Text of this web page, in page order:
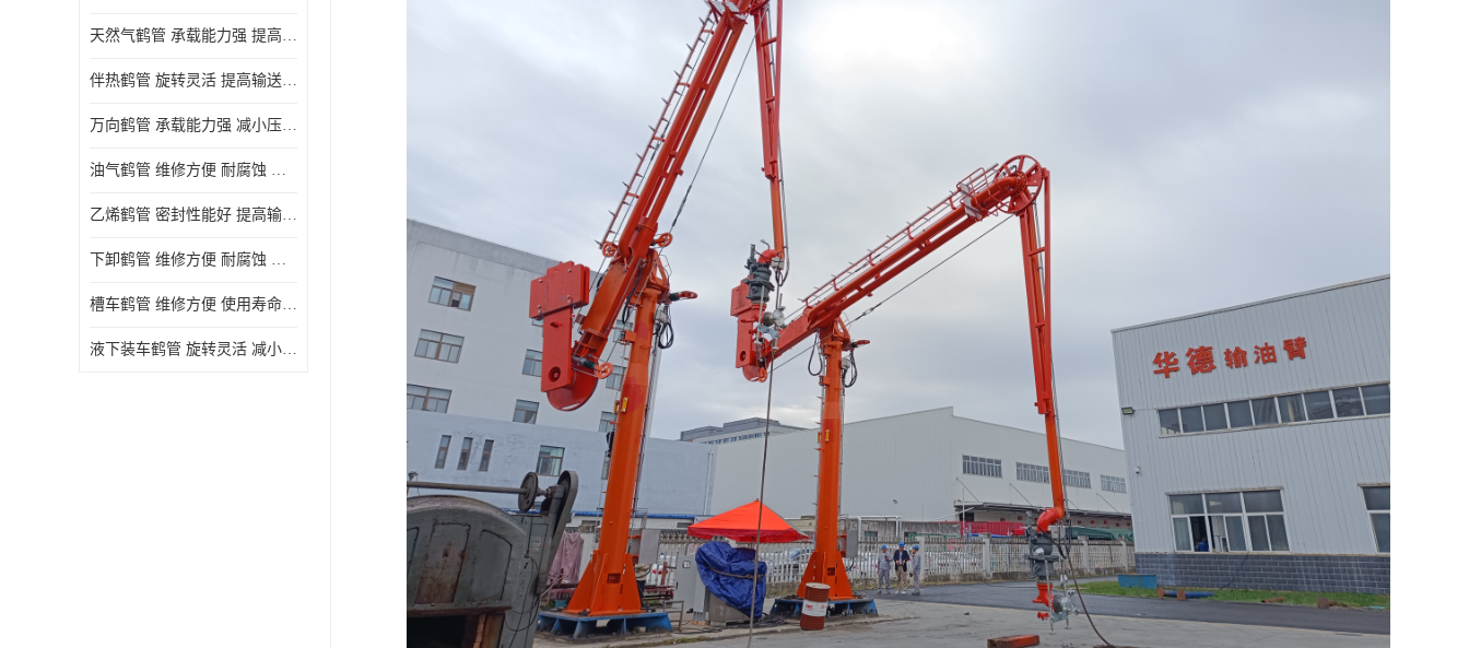
天然气鹤管 承载能力强 提高输送效率
伴热鹤管 旋转灵活 提高输送效率
万向鹤管 承载能力强 减小压力损失
油气鹤管 维修方便 耐腐蚀 耐高温
乙烯鹤管 密封性能好 提高输送效率
下卸鹤管 维修方便 耐腐蚀 耐高温
槽车鹤管 维修方便 使用寿命较长
液下装车鹤管 旋转灵活 减小压力损失